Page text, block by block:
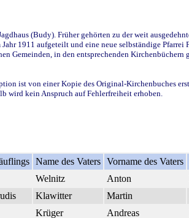
(Budy). Früher gehörten zu der weit
1911 aufgeteilt und eine neue selbständige
in den entsprechenden Kirchenbüchern
ist von einer Kopie des Original-Kirchenbuches
wird kein Anspruch auf Fehlerfreiheit erhoben.
Name des Vaters Vorname des Vaters
Welnitz Anton
Klawitter Martin
Krüger Andreas